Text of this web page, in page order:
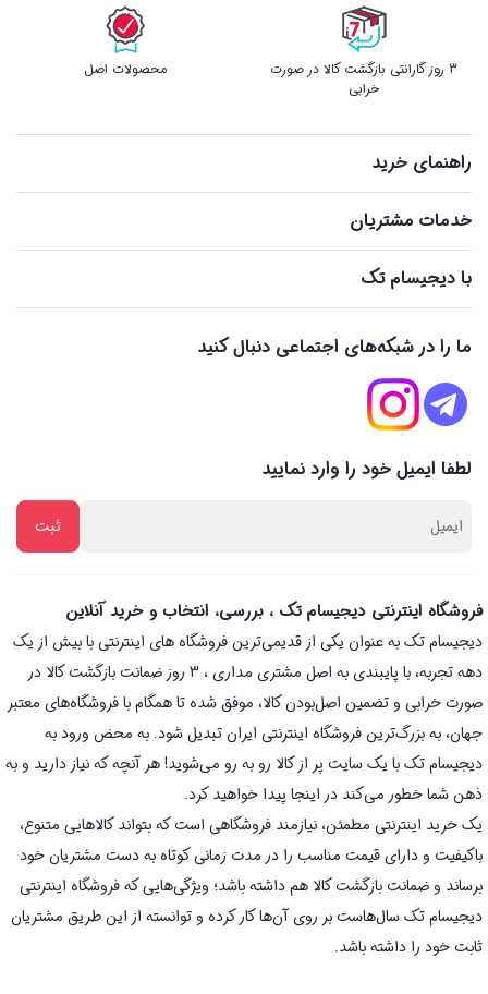
3 روز گارانتی بازگشت کالا در صورت
خرابی
محصولات اصل
راهنمای خرید
خدمات مشتریان
با دیجیسام تک
ما را در شبکه‌های اجتماعی دنبال کنید
لطفا ایمیل خود را وارد نمایید
فروشگاه اینترنتی دیجیسام تک ، بررسی، انتخاب و خرید آنلاین
دیجیسام تک به عنوان یکی از قدیمی‌ترین فروشگاه های اینترنتی با بیش از یک
دهه تجربه، با پایبندی به اصل مشتری مداری ، 3 روز ضمانت بازگشت کالا در
صورت خرابی و تضمین اصل‌بودن کالا، موفق شده تا همگام با فروشگاه‌های معتبر
جهان، به بزرگ‌ترین فروشگاه اینترنتی ایران تبدیل شود. به محض ورود به
دیجیسام تک با یک سایت پر از کالا رو به رو می‌شوید! هر آنچه که نیاز دارید و به
ذهن شما خطور می‌کند در اینجا پیدا خواهید کرد.
یک خرید اینترنتی مطمئن، نیازمند فروشگاهی است که بتواند کالاهایی متنوع،
باکیفیت و دارای قیمت مناسب را در مدت زمانی کوتاه به دست مشتریان خود
برساند و ضمانت بازگشت کالا هم داشته باشد؛ ویژگی‌هایی که فروشگاه اینترنتی
دیجیسام تک سال‌هاست بر روی آن‌ها کار کرده و توانسته از این طریق مشتریان
ثابت خود را داشته باشد.